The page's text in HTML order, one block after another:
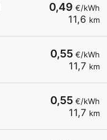
0,49 €/kWh
11,6 km
0,55 €/kWh
11,7 km
0,55 €/kWh
11,7 km